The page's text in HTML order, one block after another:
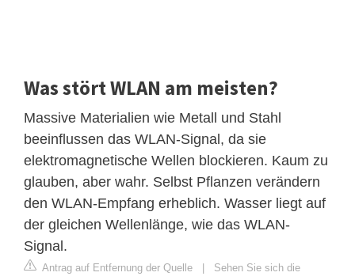
Was stört WLAN am meisten?
Massive Materialien wie Metall und Stahl
beeinflussen das WLAN-Signal, da sie
elektromagnetische Wellen blockieren. Kaum zu
glauben, aber wahr. Selbst Pflanzen verändern
den WLAN-Empfang erheblich. Wasser liegt auf
der gleichen Wellenlänge, wie das WLAN-
Signal.
Antrag auf Entfernung der Quelle | Sehen Sie sich die